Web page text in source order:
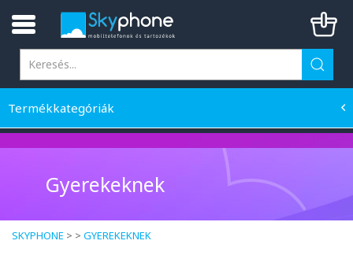
Termékkategóriák
Gyerekeknek
SKYPHONE > > GYEREKEKNEK